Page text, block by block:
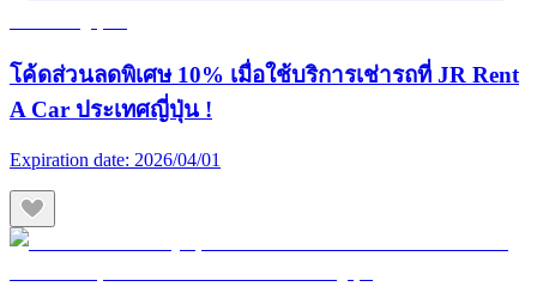
โค้ดส่วนลดพิเศษ 10% เมื่อใช้บริการเช่ารถที่ JR Rent
A Car ประเทศญี่ปุ่น !
Expiration date: 2026/04/01